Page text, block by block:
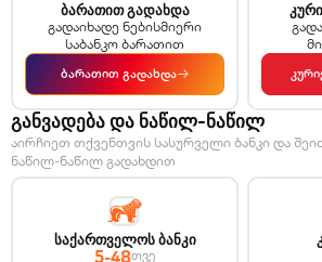
ბარათით გადახდა
გადაიხადე ნებისმიერი
საბანკო ბარათით
ბარათით გადახდა→
განვადება და ნაწილ-ნაწილ
აირჩიეთ თქვენთვის სასურველი ბანკი და
ნაწილ-ნაწილ გადახდით
საქართველოს ბანკი
5-48თვე